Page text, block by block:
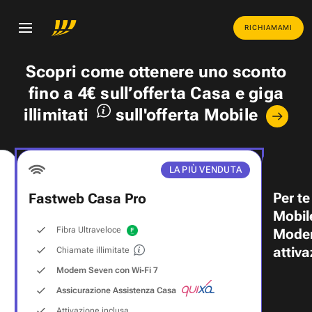
RICHIAMAMI
Scopri come ottenere uno sconto
fino a 4€ sull’offerta Casa egiga
illimitati
sull'offerta Mobile
LA PIÙ VENDUTA
Fastweb Casa Pro
Fibra Ultraveloce
Chiamate illimitate
Modem Seven con Wi‑Fi 7
Assicurazione Assistenza Casa
Per